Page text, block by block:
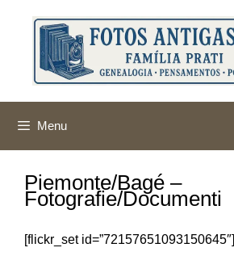
conteúdo
Menu
Piemonte/Bagé –
Fotografie/Documenti
[flickr_set id=”72157651093150645″]